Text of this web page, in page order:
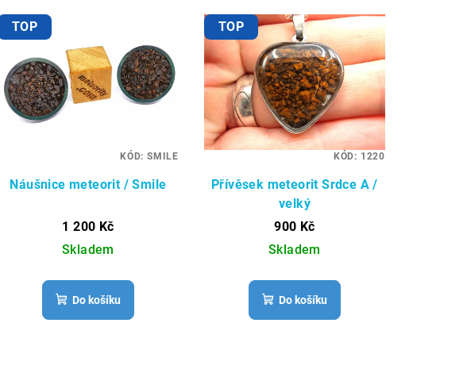
TOP
Náušnice meteorit / Smile
1 200 Kč
Skladem
Do košíku
KÓD: SMILE
TOP
Přívěsek meteorit Srdce A /
velký
900 Kč
Skladem
Do košíku
KÓD: 1220